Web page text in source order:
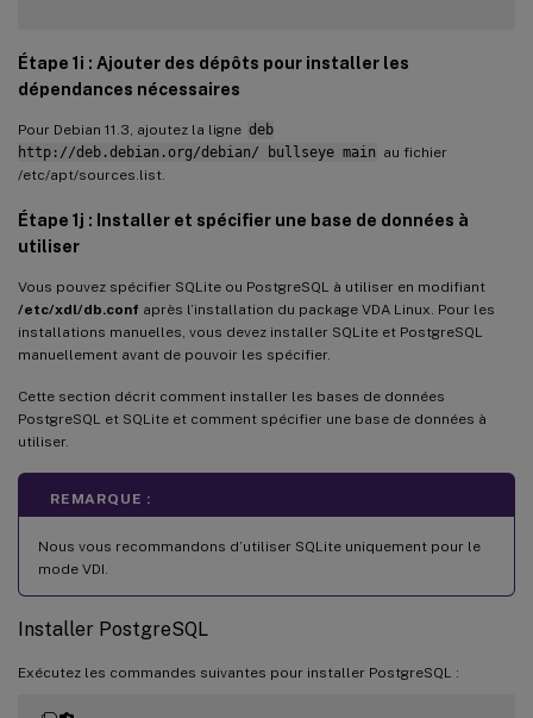
Étape 1i : Ajouter des dépôts pour installer les
dépendances nécessaires
Pour Debian 11.3, ajoutez la ligne deb
http://deb.debian.org/debian/ bullseye main au fichier
/etc/apt/sources.list.
Étape 1j : Installer et spécifier une base de données à
utiliser
Vous pouvez spécifier SQLite ou PostgreSQL à utiliser en modifiant
/etc/xdl/db.conf après l’installation du package VDA Linux. Pour les
installations manuelles, vous devez installer SQLite et PostgreSQL
manuellement avant de pouvoir les spécifier.
Cette section décrit comment installer les bases de données
PostgreSQL et SQLite et comment spécifier une base de données à
utiliser.
REMARQUE :
Nous vous recommandons d’utiliser SQLite uniquement pour le
mode VDI.
Installer PostgreSQL
Exécutez les commandes suivantes pour installer PostgreSQL :